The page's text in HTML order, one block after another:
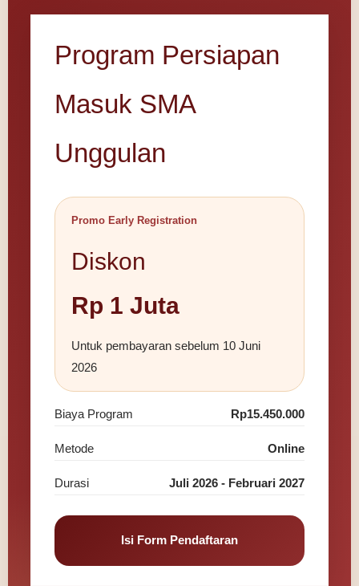
Program Persiapan
Masuk SMA
Unggulan
Promo Early Registration
Diskon
Rp 1 Juta
Untuk pembayaran sebelum 10 Juni
2026
Biaya Program Rp15.450.000
Metode Online
Durasi Juli 2026 - Februari 2027
Isi Form Pendaftaran